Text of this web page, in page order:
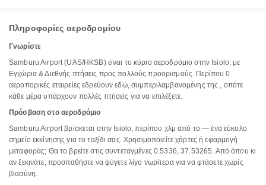
Πληροφορίες αεροδρομίου
Γνωρίστε
Samburu Airport (UAS/HKSB) είναι το κύριο αεροδρόμιο στην Isiolo, με
Εγχώρια & Διεθνής πτήσεις προς πολλούς προορισμούς. Περίπου 0
αεροπορικές εταιρείες εδρεύουν εδώ, συμπεριλαμβανομένης της , οπότε
κάθε μέρα υπάρχουν πολλές πτήσεις για να επιλέξετε.
Πρόσβαση στο αεροδρόμιο
Samburu Airport βρίσκεται στην Isiolo, περίπου χλμ από το — ένα εύκολο
σημείο εκκίνησης για το ταξίδι σας. Χρησιμοποιείτε χάρτες ή εφαρμογή
μεταφοράς; Θα το βρείτε στις συντεταγμένες 0.5336, 37.53265. Από όπου κι
αν ξεκινάτε, προσπαθήστε να φύγετε λίγο νωρίτερα για να φτάσετε χωρίς
βιασύνη.